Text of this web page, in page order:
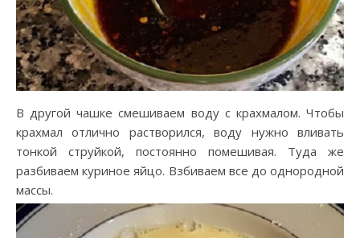
В другой чашке смешиваем воду с крахмалом. Чтобы
крахмал отлично растворился, воду нужно вливать
тонкой струйкой, постоянно помешивая. Туда же
разбиваем куриное яйцо. Взбиваем все до однородной
массы.